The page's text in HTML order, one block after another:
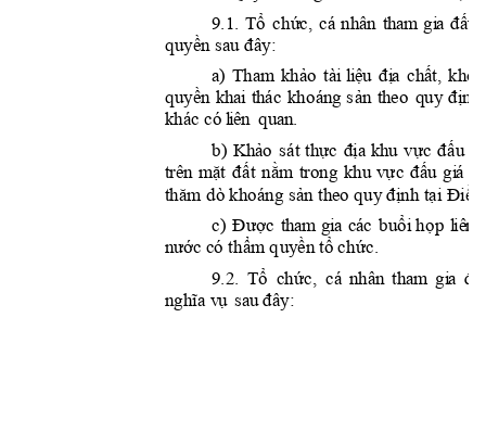
       
 
       
       
khác có liên quan.
       
        
      
      
   
     tham gia 
 